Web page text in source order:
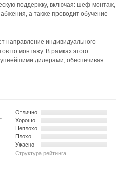
поддержку, включая: шеф-монтаж,
а также проводит обучение
направление индивидуального
по монтажу. В рамках этого
дилерами, обеспечивая
Структура рейтинга
Отлично
Хорошо
Неплохо
Плохо
Ужасно